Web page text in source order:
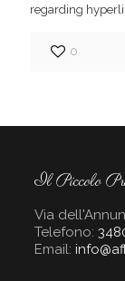
regarding
0
Il Piccolo
Via
Telefono:
Email: